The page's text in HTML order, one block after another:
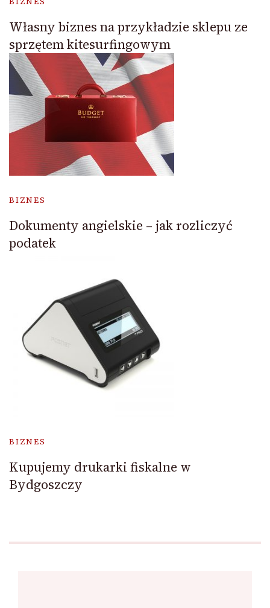
Własny biznes na przykładzie sklepu ze
sprzętem kitesurfingowym
BIZNES
Dokumenty angielskie – jak rozliczyć
podatek
BIZNES
Kupujemy drukarki fiskalne w
Bydgoszczy